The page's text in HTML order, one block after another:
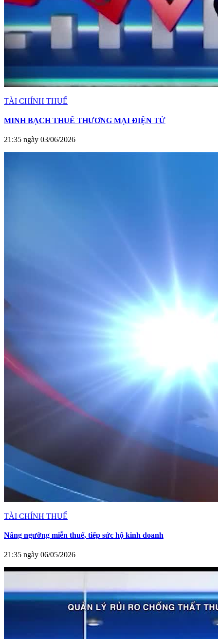
TÀI CHÍNH THUẾ
MINH BẠCH THUẾ THƯƠNG MẠI ĐIỆN TỬ
21:35 ngày 03/06/2026
TÀI CHÍNH THUẾ
Nâng ngưỡng miễn thuế, tiếp sức hộ kinh doanh
21:35 ngày 06/05/2026